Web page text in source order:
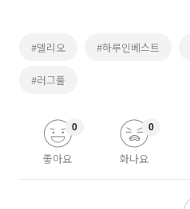
#델리오 #하루인베스트
#러그풀
좋아요
0
화나요
0